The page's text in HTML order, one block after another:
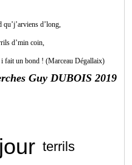
d’long,
d’min coin,
! (Marceau Dégallaix)
Guy DUBOIS 2019
jour terrils